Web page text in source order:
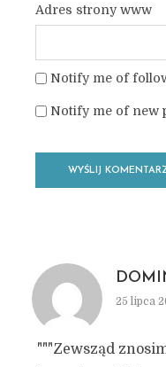
Adres strony www
Notify me of
Notify me of new
25 lipca
"""Zewsząd